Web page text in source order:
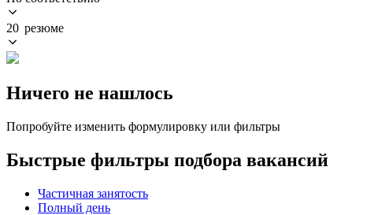
20 резюме
Ничего не нашлось
Попробуйте изменить формулировку или фильтры
Быстрые фильтры подбора вакансий
Частичная занятость
Полный день